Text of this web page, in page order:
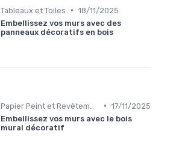
Tableaux et Toiles • 18/11/2025
Embellissez vos murs avec des
panneaux décoratifs en bois
• 17/11/2025
Embellissez vos murs avec le bois
mural décoratif